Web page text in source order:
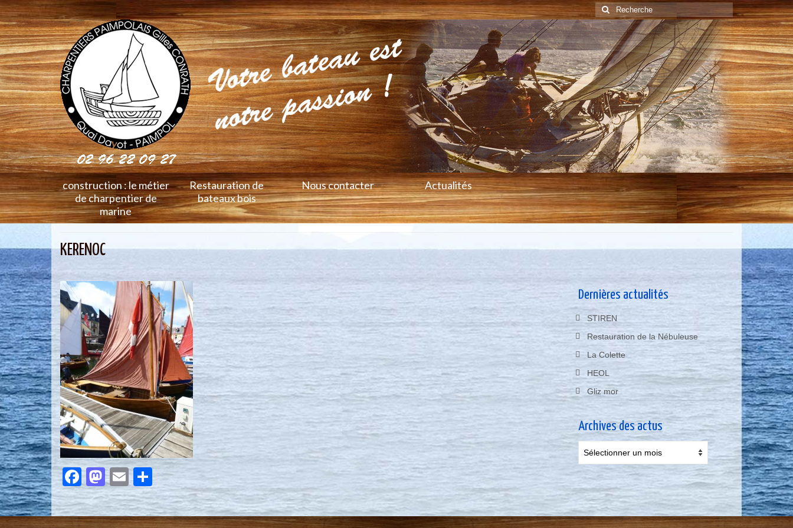
Rechercher
:
construction : le métier
de charpentier de
marine
Restauration de
bateaux bois
Nous contacter Actualités
KERENOC
Facebook
Mastodon
EmailPartager
Dernières actualités
STIREN
Restauration de la Nébuleuse
La Colette
HEOL
Gliz mor
Archives des actus
des
actus